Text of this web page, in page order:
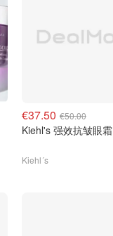
€37.50 €50.00
Kiehl's 强效抗皱眼霜
Kiehl´s